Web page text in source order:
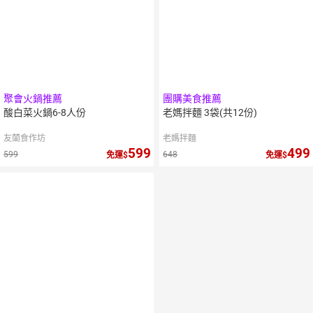
聚會火鍋推薦
酸白菜火鍋6-8人份
友蘭食作坊
599
免運 599
團購美食推薦
老媽拌麵 3袋(共12份)
老媽拌麵
648
免運 499